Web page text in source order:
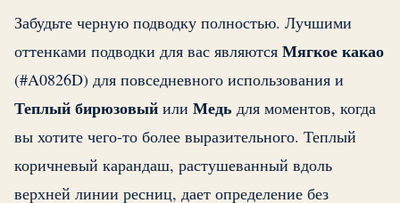
Забудьте черную подводку полностью. Лучшими
оттенками подводки для вас являются Мягкое какао
(#A0826D) для повседневного использования и
Теплый бирюзовый или Медь для моментов, когда
вы хотите чего-то более выразительного. Теплый
коричневый карандаш, растушеванный вдоль
верхней линии ресниц, дает определение без